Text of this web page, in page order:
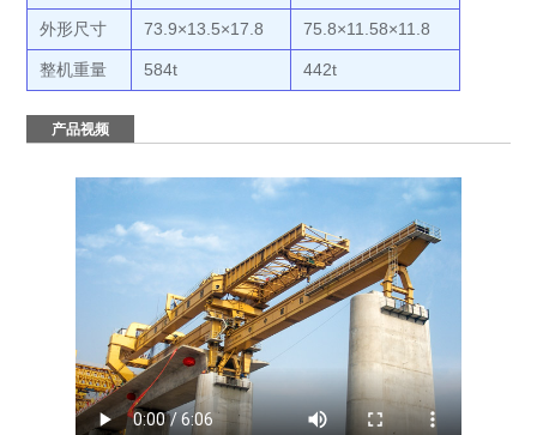
外形尺寸 73.9×13.5×17.8 75.8×11.58×11.8
整机重量 584t 442t
产品视频